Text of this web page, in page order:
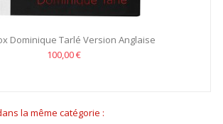
Dominique Tarlé Version Anglaise
100,00 €
la même catégorie :